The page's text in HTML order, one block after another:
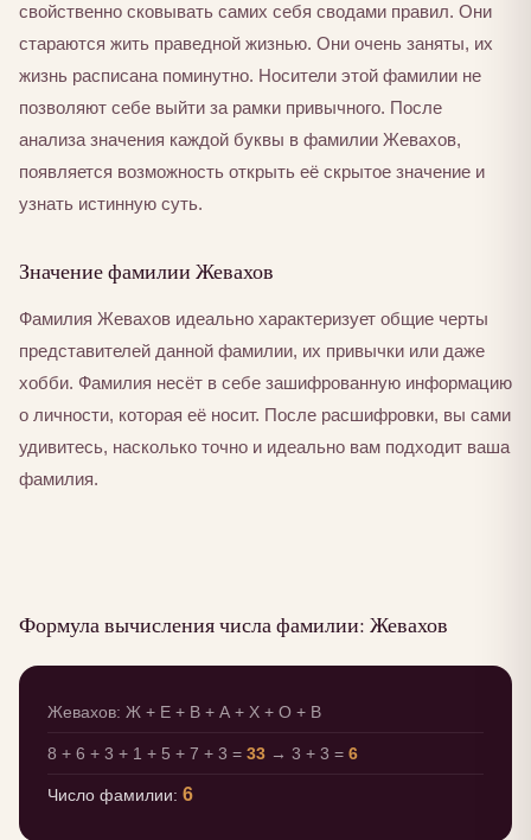
свойственно сковывать самих себя сводами правил. Они
стараются жить праведной жизнью. Они очень заняты, их
жизнь расписана поминутно. Носители этой фамилии не
позволяют себе выйти за рамки привычного. После
анализа значения каждой буквы в фамилии Жевахов,
появляется возможность открыть её скрытое значение и
узнать истинную суть.
Значение фамилии Жевахов
Фамилия Жевахов идеально характеризует общие черты
представителей данной фамилии, их привычки или даже
хобби. Фамилия несёт в себе зашифрованную информацию
о личности, которая её носит. После расшифровки, вы сами
удивитесь, насколько точно и идеально вам подходит ваша
фамилия.
Формула вычисления числа фамилии: Жевахов
Жевахов: Ж + Е + В + А + Х + О + В
8 + 6 + 3 + 1 + 5 + 7 + 3 = 33 → 3 + 3 = 6
Число фамилии: 6